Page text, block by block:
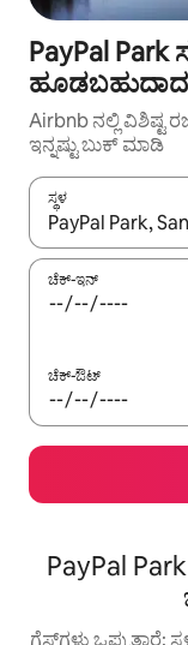
PayPal Park
ಹೂಡಬಹುದಾದ
Airbnb ನಲ್ಲಿ ವಿಶಿಷ್ಟ
ಇನ್ನಷ್ಟು ಬುಕ್ ಮಾಡಿ
ಸ್ಥಳ
ಫಲಿತಾಂಶಗಳು
ಚೆಕ್-ಇನ್
ಚೆಕ್-ಔಟ್
PayPal
ಗೆಸ್ಟ್‌ಗಳು ಒಪ್ಪುತ್ತಾರೆ: